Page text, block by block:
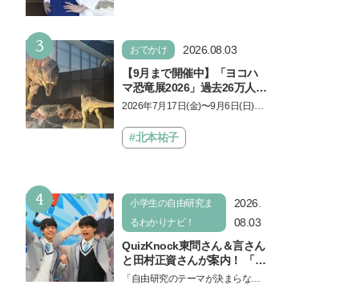
3 おでかけ
2026.08.03
【9月まで開催中】「ヨコハ
マ恐竜展2026」過去26万人を
動員した恐竜展が9年ぶりに
しむポイントを完全ガイド
2026年7月17日(金)〜9月6日(日)、
「ヨコハマ恐竜展2026〜恐竜の食
卓大図鑑〜」が開催…
#北本祐子
4
小学生の自由研究ま
るわかりナビ！
2026.
08.03
QuizKnock東問さん＆言さん
と田村正資さんが案内！ 「よ
みうりランド」で遊びながら
「自由研究のテーマが決まらな